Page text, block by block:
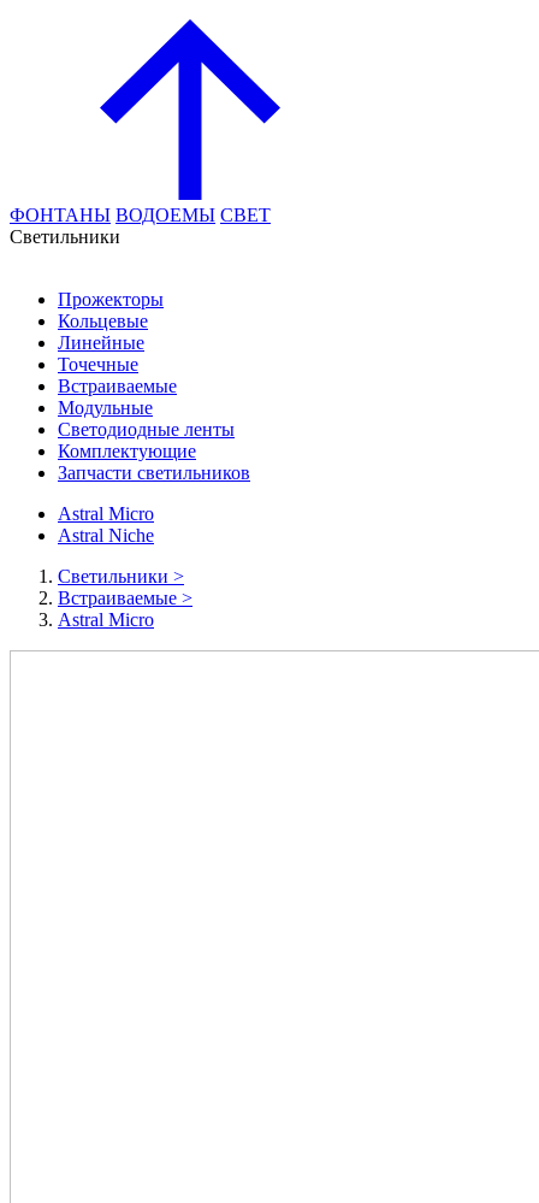
ФОНТАНЫ ВОДОЕМЫ СВЕТ
Cветильники
Прожекторы
Кольцевые
Линейные
Точечные
Встраиваемые
Модульные
Светодиодные ленты
Комплектующие
Запчасти светильников
Astral Micro
Astral Niche
Cветильники >
Встраиваемые >
Astral Micro